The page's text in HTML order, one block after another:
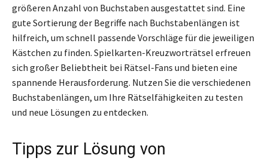
größeren Anzahl von Buchstaben ausgestattet sind. Eine
gute Sortierung der Begriffe nach Buchstabenlängen ist
hilfreich, um schnell passende Vorschläge für die jeweiligen
Kästchen zu finden. Spielkarten-Kreuzworträtsel erfreuen
sich großer Beliebtheit bei Rätsel-Fans und bieten eine
spannende Herausforderung. Nutzen Sie die verschiedenen
Buchstabenlängen, um Ihre Rätselfähigkeiten zu testen
und neue Lösungen zu entdecken.
Tipps zur Lösung von